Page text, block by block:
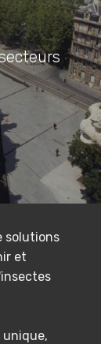
solutions
et